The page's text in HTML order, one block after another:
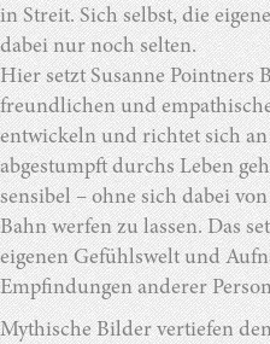
in Streit. Sich selbst, die
dabei nur noch selten.
Hier setzt Susanne Pointners
freundlichen und
entwickeln und richtet sich
abgestumpft durchs Leben
sensibel – ohne sich dabei
Bahn werfen zu lassen. Das
eigenen Gefühlswelt und
Empfindungen anderer
Mythische Bilder vertiefen